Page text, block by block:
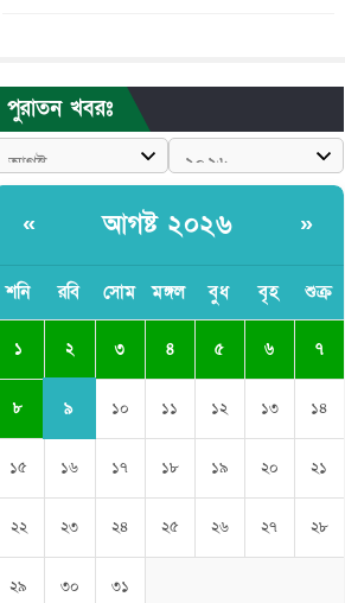
পুলিশকে পিটিয়ে রক্তাক্ত করেছি এ দৃশ্য কি
আপনারা দেখেননি: এনসিপি নেতা
বেশি কই মাছে
বাংলাদেশী কর্মীদের আকামা নিয়ে বড় সুখবর
দিলো সৌদি সরকার
ভারতের পূর্ব সীমান্তে এখন ‘আরেকটি পাকিস্তান’
গড়ে উঠেছে: সজীব ওয়াজেদ জয়
পুরাতন খবরঃ
« আগষ্ট ২০২৬ »
শনি রবি সোম মঙ্গল বুধ বৃহ শুক্র
১ ২ ৩ ৪ ৫ ৬ ৭
৮ ৯ ১০ ১১ ১২ ১৩ ১৪
১৫ ১৬ ১৭ ১৮ ১৯ ২০ ২১
২২ ২৩ ২৪ ২৫ ২৬ ২৭ ২৮
২৯ ৩০ ৩১